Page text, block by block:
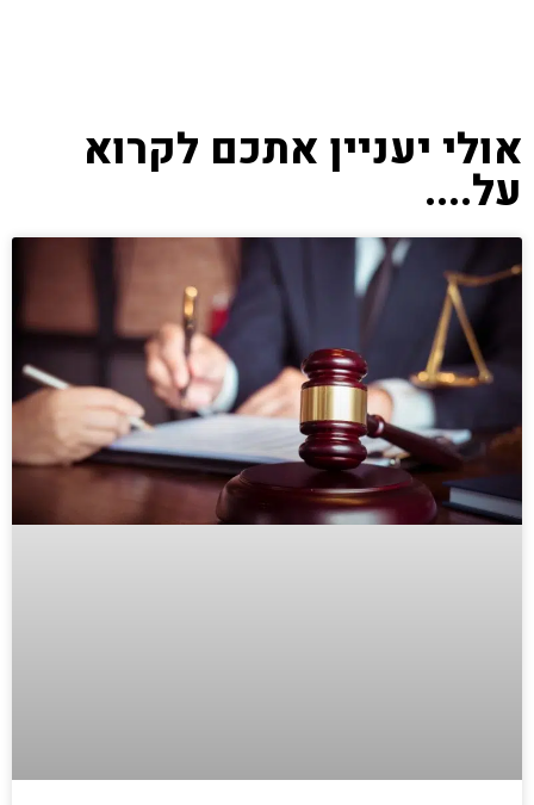
אולי יעניין אתכם לקרוא
על....